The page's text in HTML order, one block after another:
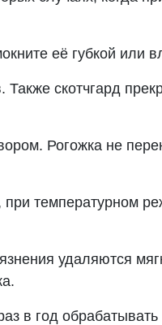
её губкой или
скотчгард
Рогожка не
температурном
удаляются
в год обрабатывать